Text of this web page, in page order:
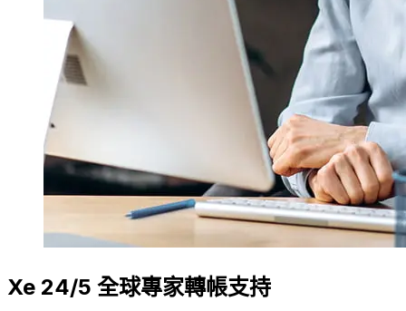
Xe 24/5 全球專家轉帳支持